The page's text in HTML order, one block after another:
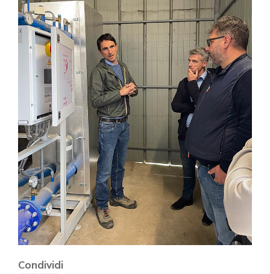
Condividi